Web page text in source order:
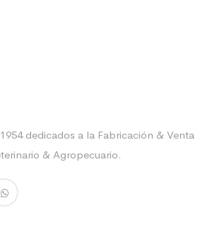
dedicados a la Fabricación & Venta
& Agropecuario.